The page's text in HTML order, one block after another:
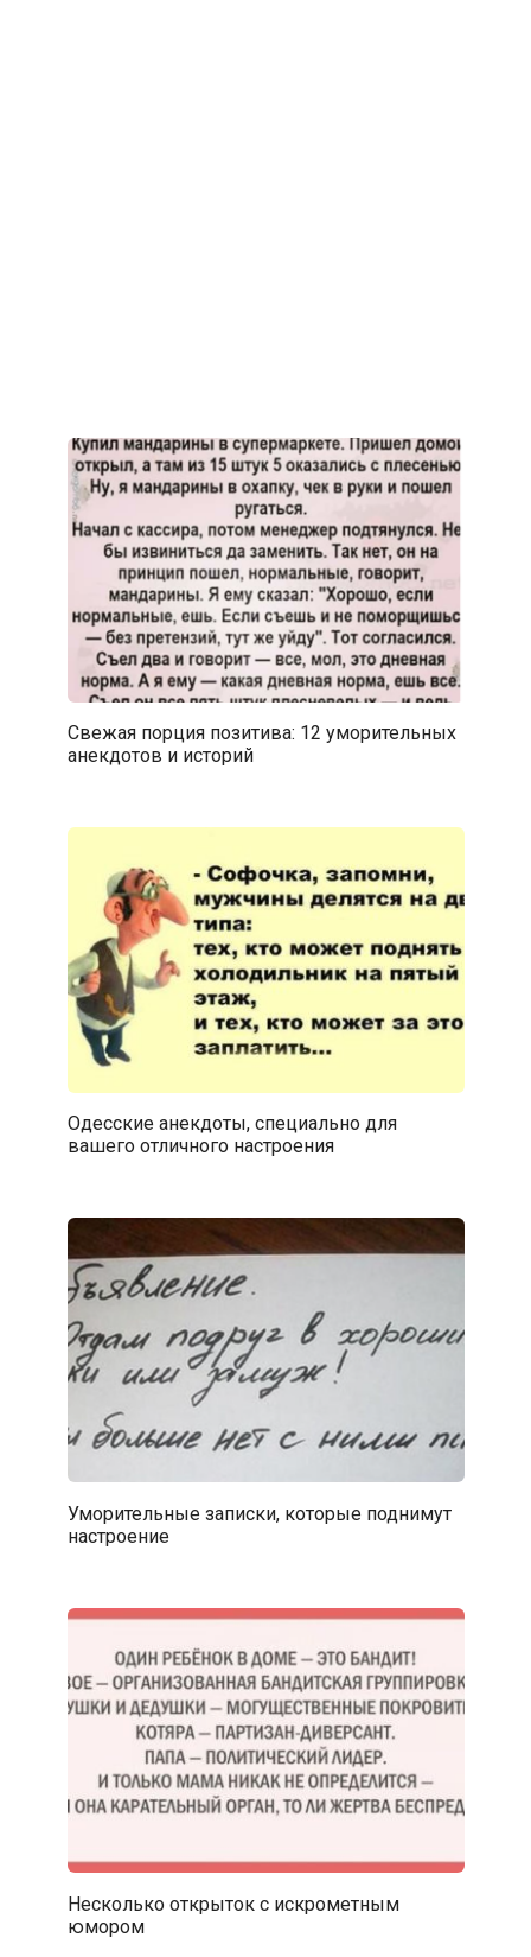
Свежая порция позитива: 12 уморительных
анекдотов и историй
Одесские анекдоты, специально для
вашего отличного настроения
Уморительные записки, которые поднимут
настроение
Несколько открыток с искрометным
юмором